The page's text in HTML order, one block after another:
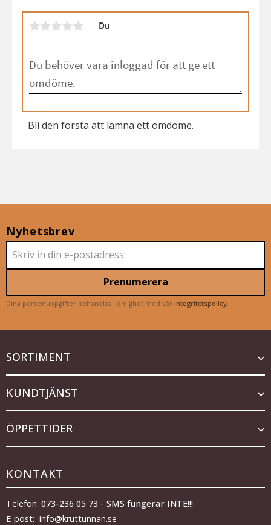
Du
Bli den första att lämna ett omdöme.
Nyhetsbrev
Prenumerera
Dina personuppgifter behandlas i enlighet med vår integritetspolicy
SORTIMENT
KUNDTJÄNST
ÖPPETTIDER
KONTAKT
Telefon: 073-236 05 73 - SMS fungerar INTE!!!
E-post: info@kruttunnan.se